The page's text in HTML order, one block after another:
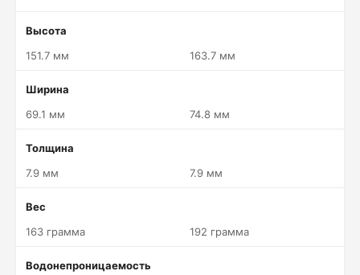
Высота
151.7 мм
163.7 мм
Ширина
69.1 мм
74.8 мм
Толщина
7.9 мм
7.9 мм
Вес
163 грамма
192 грамма
Водонепроницаемость